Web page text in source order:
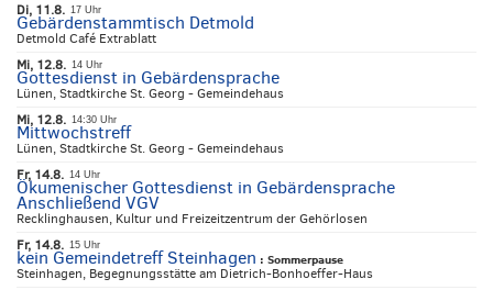
Di, 11.8. 17 Uhr
Gebärdenstammtisch Detmold
Detmold Café Extrablatt
Mi, 12.8. 14 Uhr
Gottesdienst in Gebärdensprache
Lünen, Stadtkirche St. Georg - Gemeindehaus
Mi, 12.8. 14:30 Uhr
Mittwochstreff
Lünen, Stadtkirche St. Georg - Gemeindehaus
Fr, 14.8. 14 Uhr
Ökumenischer Gottesdienst in Gebärdensprache
Anschließend VGV
Recklinghausen, Kultur und Freizeitzentrum der Gehörlosen
Fr, 14.8. 15 Uhr
kein Gemeindetreff Steinhagen : Sommerpause
Steinhagen, Begegnungsstätte am Dietrich-Bonhoeffer-Haus